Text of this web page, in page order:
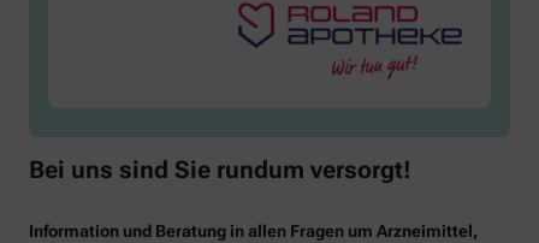
Bei uns sind Sie rundum versorgt!
Information und Beratung in allen Fragen um Arzneimittel,